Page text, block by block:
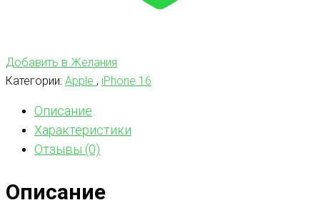
Добавить в Желания
Категории: Apple , iPhone 16
Описание
Характеристики
Отзывы (0)
Описание